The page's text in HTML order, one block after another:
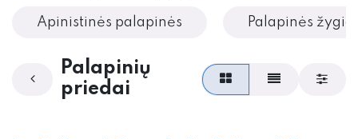
Apinistinės palapinės Palapinės
Palapinių
priedai